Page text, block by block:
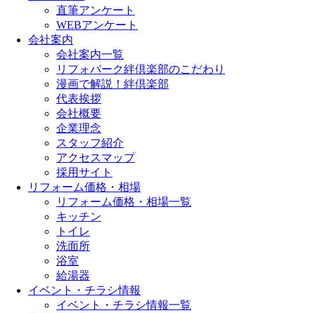
直筆アンケート
WEBアンケート
会社案内
会社案内一覧
リフォパーク絆倶楽部のこだわり
漫画で解説！絆倶楽部
代表挨拶
会社概要
企業理念
スタッフ紹介
アクセスマップ
採用サイト
リフォーム価格・相場
リフォーム価格・相場一覧
キッチン
トイレ
洗面所
浴室
給湯器
イベント・チラシ情報
イベント・チラシ情報一覧